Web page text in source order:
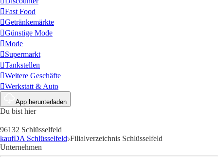
Fast Food
Getränkemärkte
Günstige Mode
Mode
Supermarkt
Tankstellen
Weitere Geschäfte
Werkstatt & Auto
App herunterladen
Du bist hier
96132 Schlüsselfeld
kaufDA Schlüsselfeld Filialverzeichnis Schlüsselfeld
Unternehmen